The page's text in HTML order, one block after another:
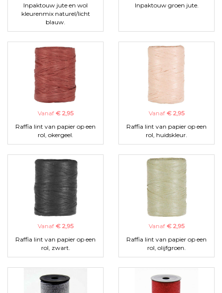
Inpaktouw jute en wol
kleurenmix naturel/licht
blauw.
Inpaktouw groen jute.
Vanaf € 2,95
Raffia lint van papier op een
rol, okergeel.
Vanaf € 2,95
Raffia lint van papier op een
rol, huidskleur.
Vanaf € 2,95
Raffia lint van papier op een
rol, zwart.
Vanaf € 2,95
Raffia lint van papier op een
rol, olijfgroen.